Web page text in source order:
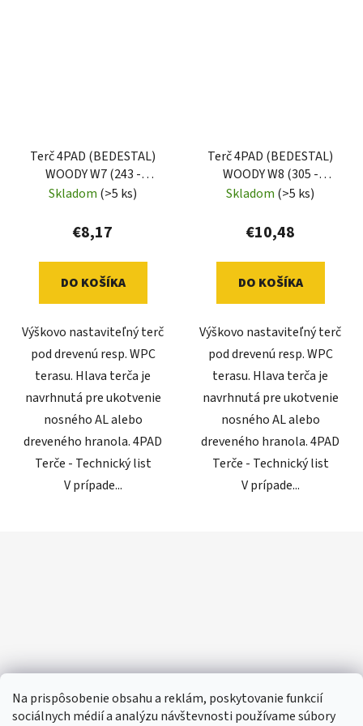
Na prispôsobenie obsahu a reklám, poskytovanie funkcií
sociálnych médií a analýzu návštevnosti používame súbory
Terč 4PAD (BEDESTAL)
WOODY W7 (243 -
344mm)
Skladom (>5 ks)
€8,17
DO KOŠÍKA
Výškovo nastaviteľný terč
pod drevenú resp. WPC
terasu. Hlava terča je
navrhnutá pre ukotvenie
nosného AL alebo
dreveného hranola. 4PAD
Terče - Technický list
V prípade...
Terč 4PAD (BEDESTAL)
WOODY W8 (305 -
454mm)
Skladom (>5 ks)
€10,48
DO KOŠÍKA
Výškovo nastaviteľný terč
pod drevenú resp. WPC
terasu. Hlava terča je
navrhnutá pre ukotvenie
nosného AL alebo
dreveného hranola. 4PAD
Terče - Technický list
V prípade...
e